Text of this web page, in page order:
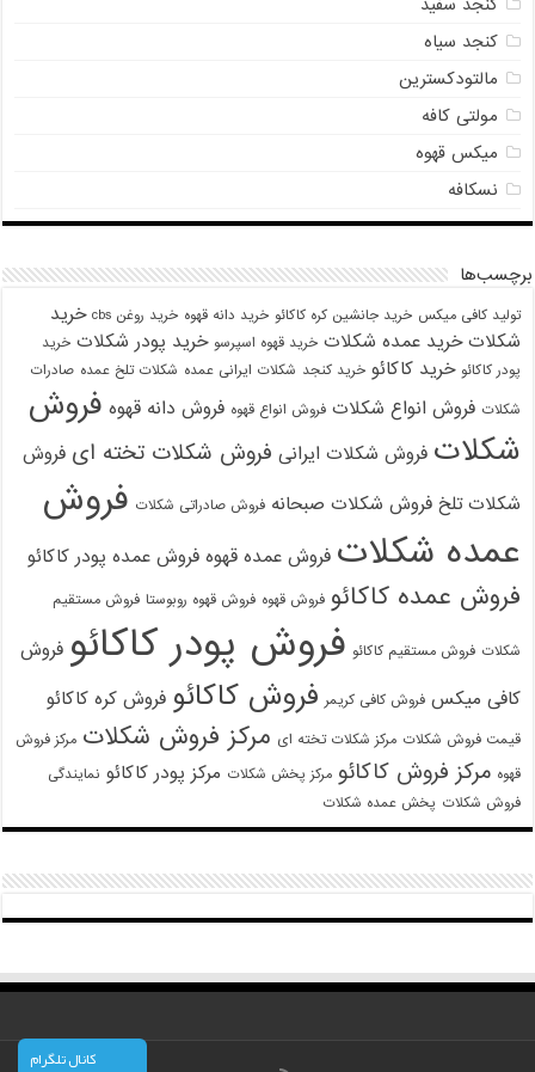
کنجد سفید
کنجد سیاه
مالتودکسترین
مولتی کافه
میکس قهوه
نسکافه
برچسب‌ها
تولید کافی میکس خرید جانشین کره کاکائو خرید دانه قهوه خرید روغن cbs
خرید
شکلات خرید عمده شکلات خرید قهوه اسپرسو خرید پودر شکلات خرید
پودر کاکائو خرید کاکائو خرید کنجد شکلات ایرانی عمده شکلات تلخ عمده صادرات
شکلات فروش انواع شکلات فروش انواع قهوه فروش دانه قهوه فروش
شکلات فروش شکلات ایرانی فروش شکلات تخته ای فروش
شکلات تلخ فروش شکلات صبحانه فروش صادراتی شکلات فروش
عمده شکلات فروش عمده قهوه فروش عمده پودر کاکائو
فروش عمده کاکائو فروش قهوه فروش قهوه روبوستا فروش مستقیم
شکلات فروش مستقیم کاکائو فروش پودر کاکائو فروش
کافی میکس فروش کافی کریمر فروش کاکائو فروش کره کاکائو
قیمت فروش شکلات مرکز شکلات تخته ای مرکز فروش شکلات مرکز فروش
قهوه مرکز فروش کاکائو مرکز پخش شکلات مرکز پودر کاکائو نمایندگی
فروش شکلات پخش عمده شکلات
کانال تلگرام